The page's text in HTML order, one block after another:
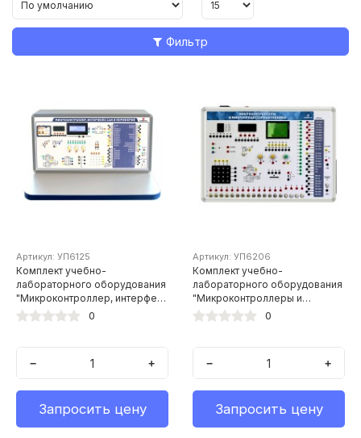
Фильтр
Артикул: УП6125
Комплект учебно-
лабораторного оборудования
"Микроконтроллер, интерфейс
CAN и периферия"
0
− +
Запросить цену
Артикул: УП6206
Комплект учебно-
лабораторного оборудования
"Микроконтроллеры и
микропроцессорная техника"
0
− +
Запросить цену